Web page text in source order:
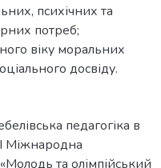
психічних та
потреб;
віку моральних
досвіду.
педагогіка в
Міжнародна
та олімпійський